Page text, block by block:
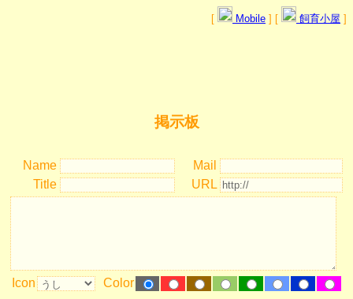
[ Mobile ] [ 飼育小屋 ]
掲示板
Name
Mail
Title
URL
Icon
Color